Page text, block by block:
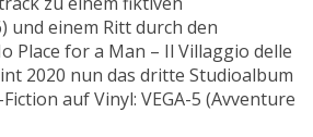
und einem Ritt durch den
Place for a Man – Il Villaggio delle
2020 nun das dritte Studioalbum
auf Vinyl: VEGA-5 (Avventure